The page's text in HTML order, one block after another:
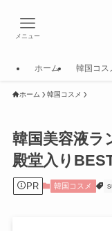
メニュー
ホーム 韓国コス
ホーム 韓国コスメ
韓国美容液ラ
殿堂入り
PR 韓国コスメ